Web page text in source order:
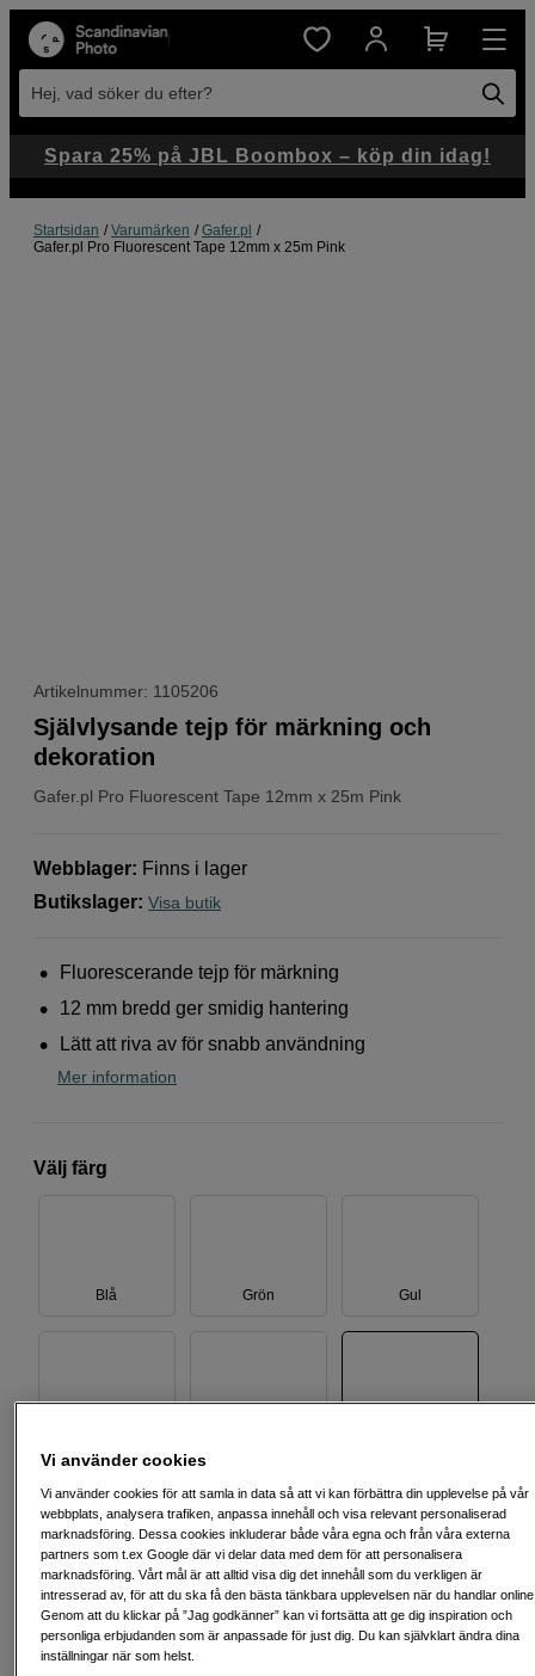
Hej, vad söker du efter?
Startsidan Varumärken
Gafer.pl
Gafer.pl Pro Fluorescent Tape 12mm x 25m Pink
Artikelnummer: 1105206
Gafer.pl Pro Fluorescent Tape 12mm x 25m Pink
Självlysande tejp för märkning och
dekoration
Webblager: Finns i lager
Butikslager: Visa butik
Fluorescerande tejp för märkning
12 mm bredd ger smidig hantering
Lätt att riva av för snabb användning
Mer information
Välj färg
Blå Grön Gul
99 SEK
Handla tryggt med delbetalning eller faktura Info
Antal
Lägg i kundvagn
Spara 25% på JBL Boombox – köp din idag!
Vi använder cookies
Vi använder cookies för att samla in data så att vi kan förbättra din upplevelse på vår
webbplats, analysera trafiken, anpassa innehåll och visa relevant personaliserad
marknadsföring. Dessa cookies inkluderar både våra egna och från våra externa
partners som t.ex Google där vi delar data med dem för att personalisera
marknadsföring. Vårt mål är att alltid visa dig det innehåll som du verkligen är
intresserad av, för att du ska få den bästa tänkbara upplevelsen när du handlar
Genom att du klickar på ”Jag godkänner” kan vi fortsätta att ge dig inspiration och
personliga erbjudanden som är anpassade för just dig. Du kan självklart ändra dina
inställningar när som helst.